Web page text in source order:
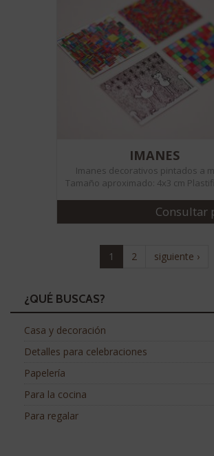
IMANES
Imanes decorativos pintados a
Tamaño aproximado: 4x3 cm
Consultar
1 2 siguiente ›
¿QUÉ BUSCAS?
Casa y decoración
Detalles para celebraciones
Papelería
Para la cocina
Para regalar